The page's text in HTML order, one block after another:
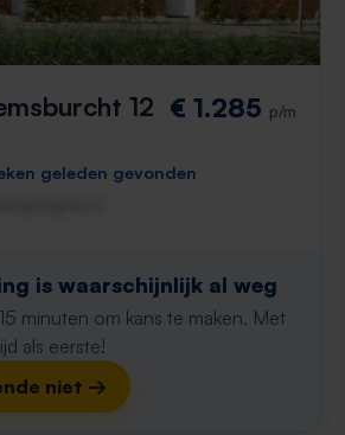
12 € 1.285 p/m
geleden gevonden
is waarschijnlijk al weg
minuten om kans te maken. Met
als eerste!
niet →